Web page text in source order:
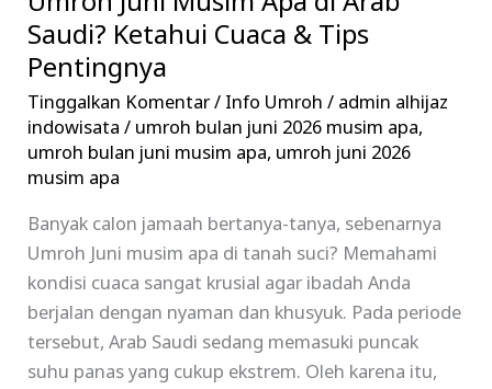
Saudi? Ketahui Cuaca & Tips
Pentingnya
Tinggalkan Komentar/ Info Umroh / admin alhijaz
indowisata/ umroh bulan juni 2026 musim apa,
umroh bulan juni musim apa, umroh juni 2026
musim apa
Banyak calon jamaah bertanya-tanya, sebenarnya
Umroh Juni musim apa di tanah suci? Memahami
kondisi cuaca sangat krusial agar ibadah Anda
berjalan dengan nyaman dan khusyuk. Pada periode
tersebut, Arab Saudi sedang memasuki puncak
suhu panas yang cukup ekstrem. Oleh karena itu,
Juni
Musim
Apa
di
Arab
Saudi?
Cuaca
&
Tips
Pentingnya